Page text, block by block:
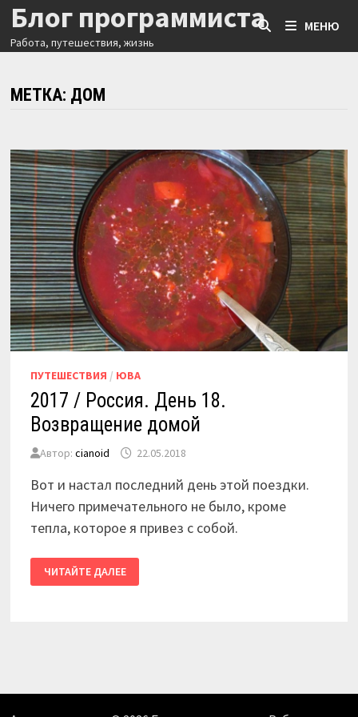
Перейти
содержимому
Блог программиста
Работа, путешествия, жизнь
МЕНЮ
МЕТКА: ДОМ
ПУТЕШЕСТВИЯ / ЮВА
2017 / Россия. День 18.
Возвращение домой
Автор: cianoid 22.05.2018
Вот и настал последний день этой поездки.
Ничего примечательного не было, кроме
тепла, которое я привез с собой.
/
РОССИЯ.
ЧИТАЙТЕ ДАЛЕЕ